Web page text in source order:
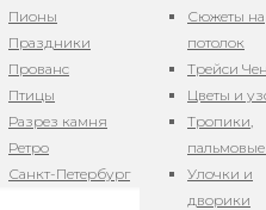
Пионы
Праздники
Прованс
Птицы
Разрез камня
Ретро
Санкт-Петербург
Сюжеты на
потолок
Трейси
Цветы и
Тропики,
пальмовые
Улочки и
дворики